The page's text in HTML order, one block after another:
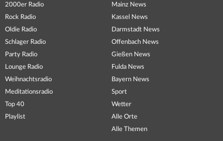
2000er Radio
Rock Radio
Oldie Radio
Schlager Radio
Party Radio
Lounge Radio
Weihnachtsradio
Meditationsradio
Top 40
Playlist
Mainz News
Kassel News
Darmstadt News
Offenbach News
Gießen News
Fulda News
Bayern News
Sport
Wetter
Alle Orte
Alle Themen